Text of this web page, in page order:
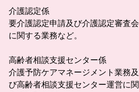
介護認定係
要介護認定申請及び介護認定審査会
に関する業務など。
高齢者相談支援センター係
介護予防ケアマネージメント業務及
び高齢者相談支援センター運営に関